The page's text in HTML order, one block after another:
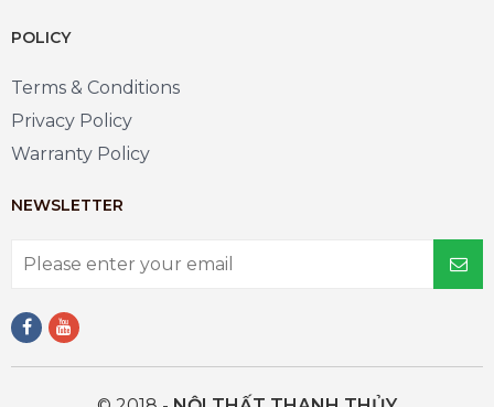
POLICY
Terms & Conditions
Privacy Policy
Warranty Policy
NEWSLETTER